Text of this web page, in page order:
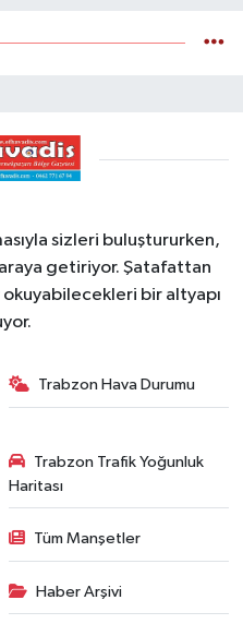
sizleri buluştururken,
getiriyor. Şatafattan
okuyabilecekleri bir altyapı
Trabzon Hava Durumu
Trabzon Trafik Yoğunluk
Haritası
Tüm Manşetler
Haber Arşivi